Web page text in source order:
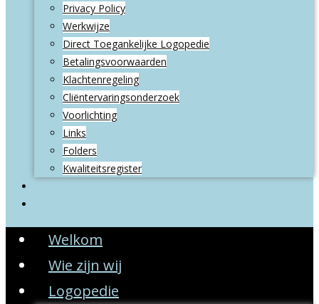
Privacy Policy
Werkwijze
Direct Toegankelijke Logopedie
Betalingsvoorwaarden
Klachtenregeling
Cliëntervaringsonderzoek
Voorlichting
Links
Folders
Kwaliteitsregister
Welkom
Wie zijn wij
Logopedie